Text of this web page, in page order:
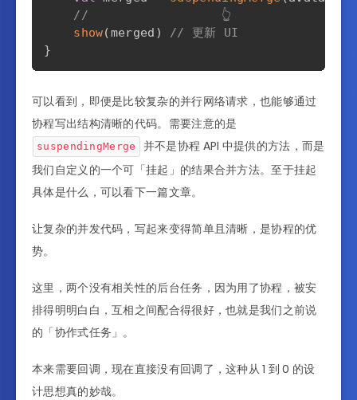
//                  👆
show(merged )
// 更新 UI
}
可以看到，即便是比较复杂的并行网络请求，也能够通过
协程写出结构清晰的代码。需要注意的是
suspendingMerge
并不是协程 API 中提供的方法，而是
我们自定义的一个可「挂起」的结果合并方法。至于挂起
具体是什么，可以看下一篇文章。
让复杂的并发代码，写起来变得简单且清晰，是协程的优
势。
这里，两个没有相关性的后台任务，因为用了协程，被安
排得明明白白，互相之间配合得很好，也就是我们之前说
的「协作式任务」。
本来需要回调，现在直接没有回调了，这种从 1 到 0 的设
计思想真的妙哉。